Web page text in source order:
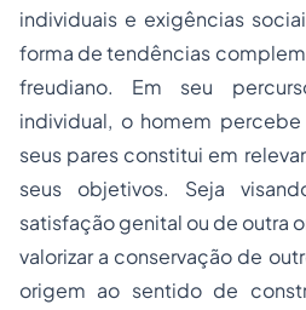
individuais e exigências
forma de tendências
freudiano. Em seu
individual, o homem
seus pares constitui em
seus objetivos. Seja
satisfação genital ou de outra
valorizar a conservação de
origem ao sentido de